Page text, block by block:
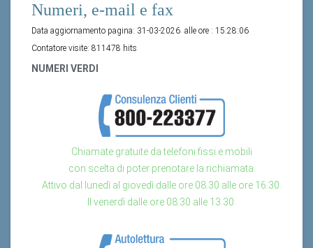
Numeri, e-mail e fax
Data aggiornamento pagina: 31-03-2026 alle ore : 15:28:06
Contatore visite: 811478 hits
NUMERI VERDI
Chiamate gratuite da telefoni fissi e mobili
con scelta di poter prenotare la richiamata.
Attivo dal lunedì al giovedì dalle ore 08.30 alle ore 16.30.
Il venerdì dalle ore 08.30 alle 13.30.